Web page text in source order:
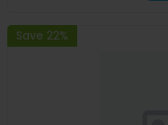
Save 22%